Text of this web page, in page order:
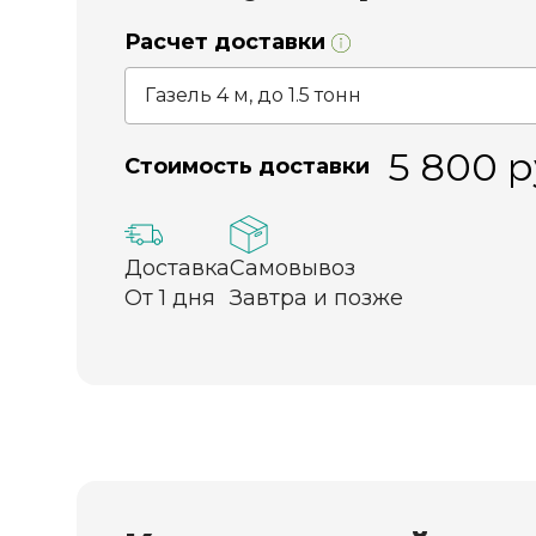
Расчет доставки
Стоимость доставки 5 800
Доставка
От 1 дня
Самовывоз
Завтра и позже